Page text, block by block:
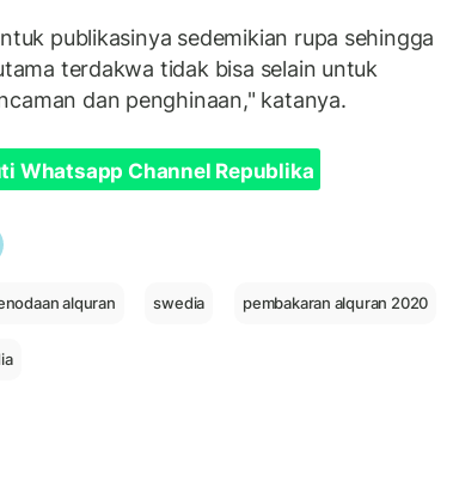
publikasinya sedemikian rupa sehingga
terdakwa tidak bisa selain untuk
dan penghinaan," katanya.
Whatsapp Channel Republika
alquran swedia pembakaran alquran 2020